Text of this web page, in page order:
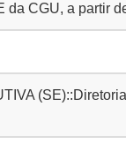
CGU, a partir